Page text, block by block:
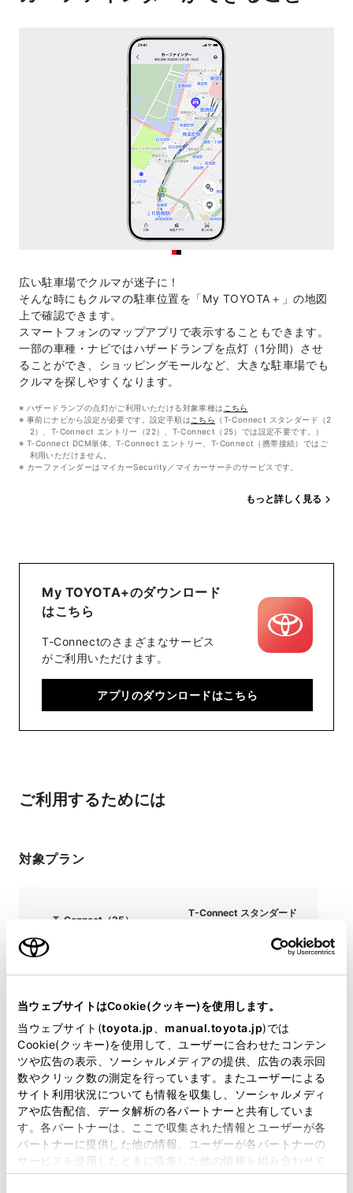
当ウェブサイトはCookie(クッキー)を使用します。
当ウェブサイト(toyota.jp manual.toyota.jp)では
Cookie(クッキー)を使用して、ユーザーに合わせたコンテン
ツや広告の表示、ソーシャルメディアの提供、広告の表示回
数やクリック数の測定を行っています。またユーザーによる
サイト利用状況についても情報を収集し、ソーシャルメディ
アや広告配信、データ解析の各パートナーと共有していま
す。各パートナーは、ここで収集された情報とユーザーが各
パートナーに提供した他の情報、ユーザーが各パートナーの
サービスを使用したときに収集した他の情報を組み合わせて
使用することがあります。当ウェブサイトの使用を続行する
広い駐車場でクルマが迷子に！
そんな時にもクルマの駐車位置を「My TOYOTA＋」の地図
上で確認できます。
スマートフォンのマップアプリで表示することもできます。
一部の車種・ナビではハザードランプを点灯（1分間）させ
ることができ、ショッピングモールなど、大きな駐車場でも
クルマを探しやすくなります。
ハザードランプの点灯がご利用いただける対象車種は こちら
事前にナビから設定が必要です。設定手順は こちら （T-Connect スタンダード（2
2）、T-Connect エントリー（22）、T-Connect（25）では設定不要です。）
T-Connect DCM単体、T-Connect エントリー、T-Connect（携帯接続）ではご
利用いただけません。
カーファインダーはマイカーSecurity／マイカーサーチのサービスです。
もっと詳しく見る
My TOYOTA+のダウンロード
はこちら
T-Connectのさまざまなサービス
がご利用いただけます。
アプリのダウンロードはこちら
ご利用するためには
対象プラン
T-Connect（25）
T-Connect スタンダード
T-Connect エントリー
T-Connect エントリー T-Connect for CROWN
T-Connect DCMパッケ
ージ
T-Connect DCM単体
契約プラン・料金について
T-Connectのお申し込み方法について